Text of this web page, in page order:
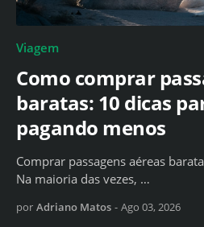
Viagem
Como comprar
baratas: 10 dicas
pagando menos
Comprar passagens aéreas
Na maioria das vezes, …
por Adriano Matos - Ago 03, 2026